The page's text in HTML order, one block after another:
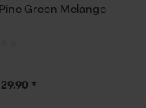
Green Melange
*